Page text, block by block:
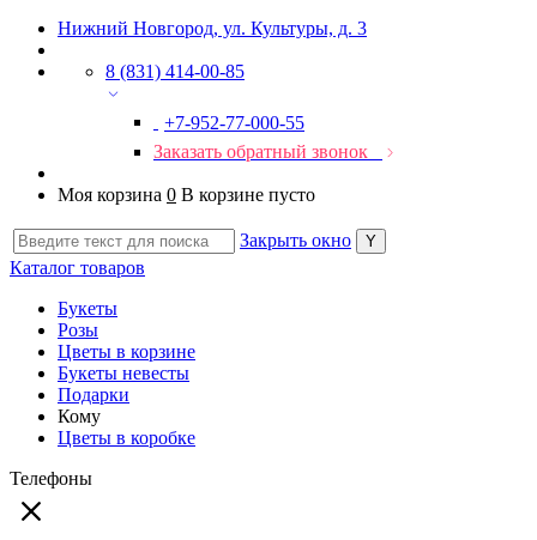
Нижний Новгород, ул. Культуры, д. 3
8 (831) 414-00-85
+7-952-77-000-55
Заказать обратный звонок
Моя корзина 0 В корзине пусто
Закрыть окно
Каталог товаров
Букеты
Розы
Цветы в корзине
Букеты невесты
Подарки
Кому
Цветы в коробке
Телефоны